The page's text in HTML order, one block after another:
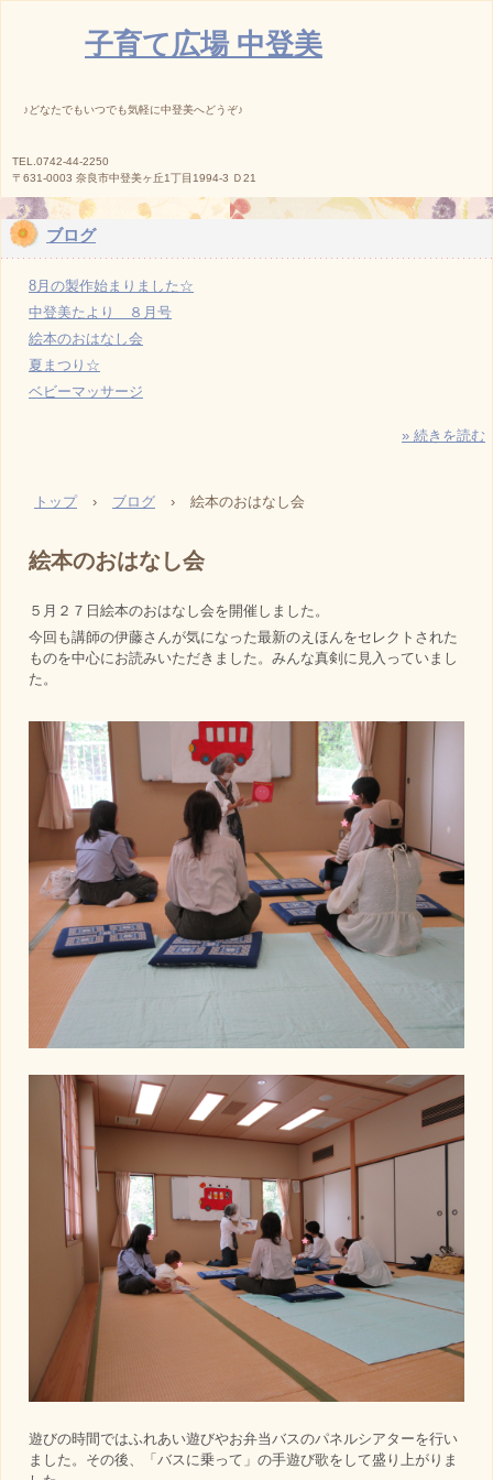
子育て広場 中登美
♪どなたでもいつでも気軽に中登美へどうぞ♪
TEL.0742-44-2250
〒631-0003 奈良市中登美ヶ丘1丁目1994-3 Ｄ21
ブログ
8月の製作始まりました☆
中登美たより ８月号
絵本のおはなし会
夏まつり☆
ベビーマッサージ
» 続きを読む
トップ › ブログ › 絵本のおはなし会
絵本のおはなし会
５月２７日絵本のおはなし会を開催しました。
今回も講師の伊藤さんが気になった最新のえほんをセレクトされた
ものを中心にお読みいただきました。みんな真剣に見入っていまし
た。
遊びの時間ではふれあい遊びやお弁当バスのパネルシアターを行い
ました。その後、「バスに乗って」の手遊び歌をして盛り上がりま